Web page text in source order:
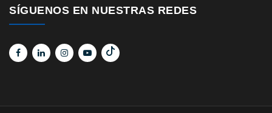
SÍGUENOS EN NUESTRAS REDES